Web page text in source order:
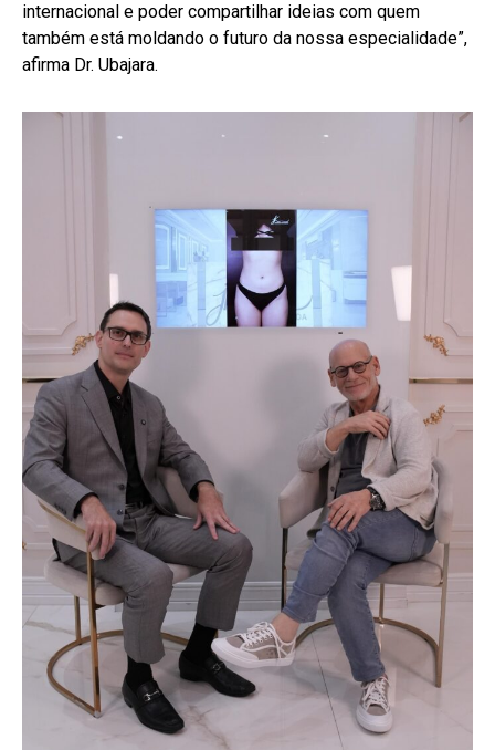
internacional e poder compartilhar ideias com quem
também está moldando o futuro da nossa especialidade”,
afirma Dr. Ubajara.